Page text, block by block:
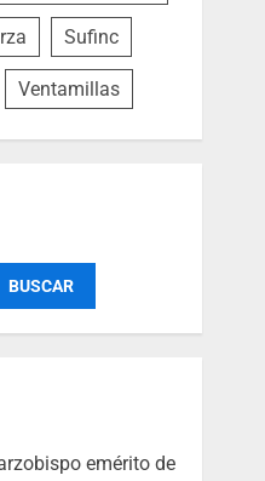
Sufinc
Ventamillas
BUSCAR
emérito de